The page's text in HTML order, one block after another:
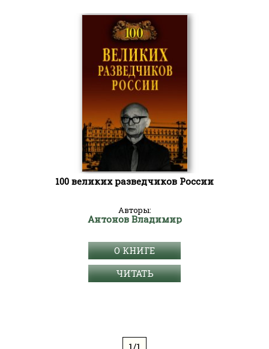
100 великих разведчиков России
Авторы:
Антонов Владимир
О КНИГЕ
ЧИТАТЬ